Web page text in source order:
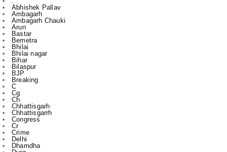
Bastar
Bemetra
Bhilai
Bhilai nagar
Bihar
Bilaspur
BJP
Breaking
C
Cg
Ch
Chhattisgarh
Chhattisgarrh
Congress
Cr
Crime
Delhi
Dhamdha
Durg
Durg Bakliwl
Education
English
English News